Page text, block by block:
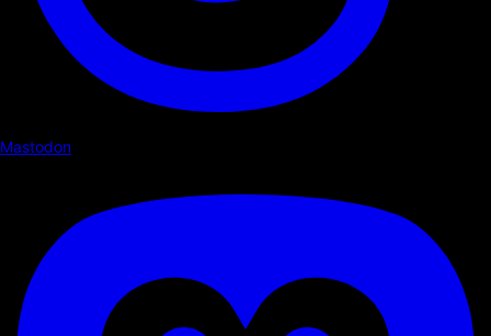
Mastodon